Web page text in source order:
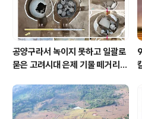
공양구라서 녹이지 못하고 일괄로
묻은 고려시대 은제 기물 떼거리로